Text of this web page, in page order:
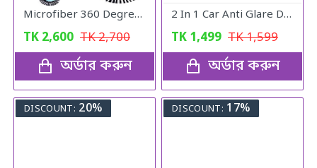
Microfiber 360 Degree Regular Rotary/Spin Mop Floor Cleaning Mop
TK 2,600 TK2,700
অর্ডার করুন
2 In 1 Car Anti Glare Day And Night Sun visor Mirrors
TK 1,499 TK1,599
অর্ডার করুন
DISCOUNT: 20% DISCOUNT: 17%